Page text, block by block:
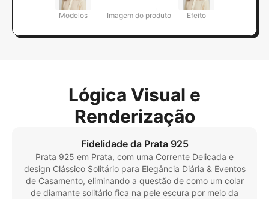
Modelos Imagem do produto Efeito
Lógica Visual e
Renderização
Fidelidade da Prata 925
Prata 925 em Prata, com uma Corrente Delicada e
design Clássico Solitário para Elegância Diária & Eventos
de Casamento, eliminando a questão de como um colar
de diamante solitário fica na pele escura por meio da